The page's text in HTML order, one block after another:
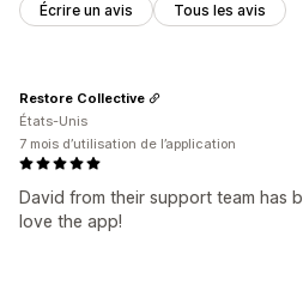
Écrire un avis Tous les avis
David from their support team has
love the app!
Restore Collective
États-Unis
7 mois d’utilisation de l’application